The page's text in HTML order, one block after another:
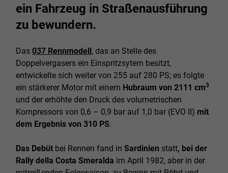
ein Fahrzeug in Straßenausführung
zu bewundern.
Das 037 Rennmodell, das an Stelle des
Doppelvergasers ein Einspritzsytem besitzt,
entwickelte sich weiter von 255 auf 280 PS; es folgte
ein stärkerer Motor mit einem Hubraum von 2111 cm3
und der erhöhte den Druck des volumetrischen
Kompressors von 0,6 – 0,9 bar auf 1,0 bar (EVO II) mit
dem Ergebnis von 310 PS.
Das Debüt bei Rennen fand in Sardinien statt, bei der
Rally della Costa Smeralda im April 1982, aber in der